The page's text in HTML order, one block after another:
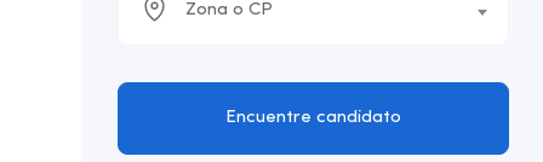
Zona o CP
Encuentre candidato